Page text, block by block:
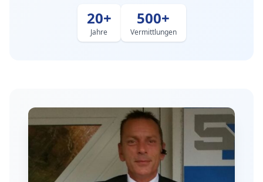
20+
Jahre
500+
Vermittlungen